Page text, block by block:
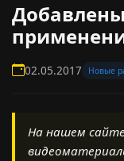
02.05.2017 Новые
На нашем